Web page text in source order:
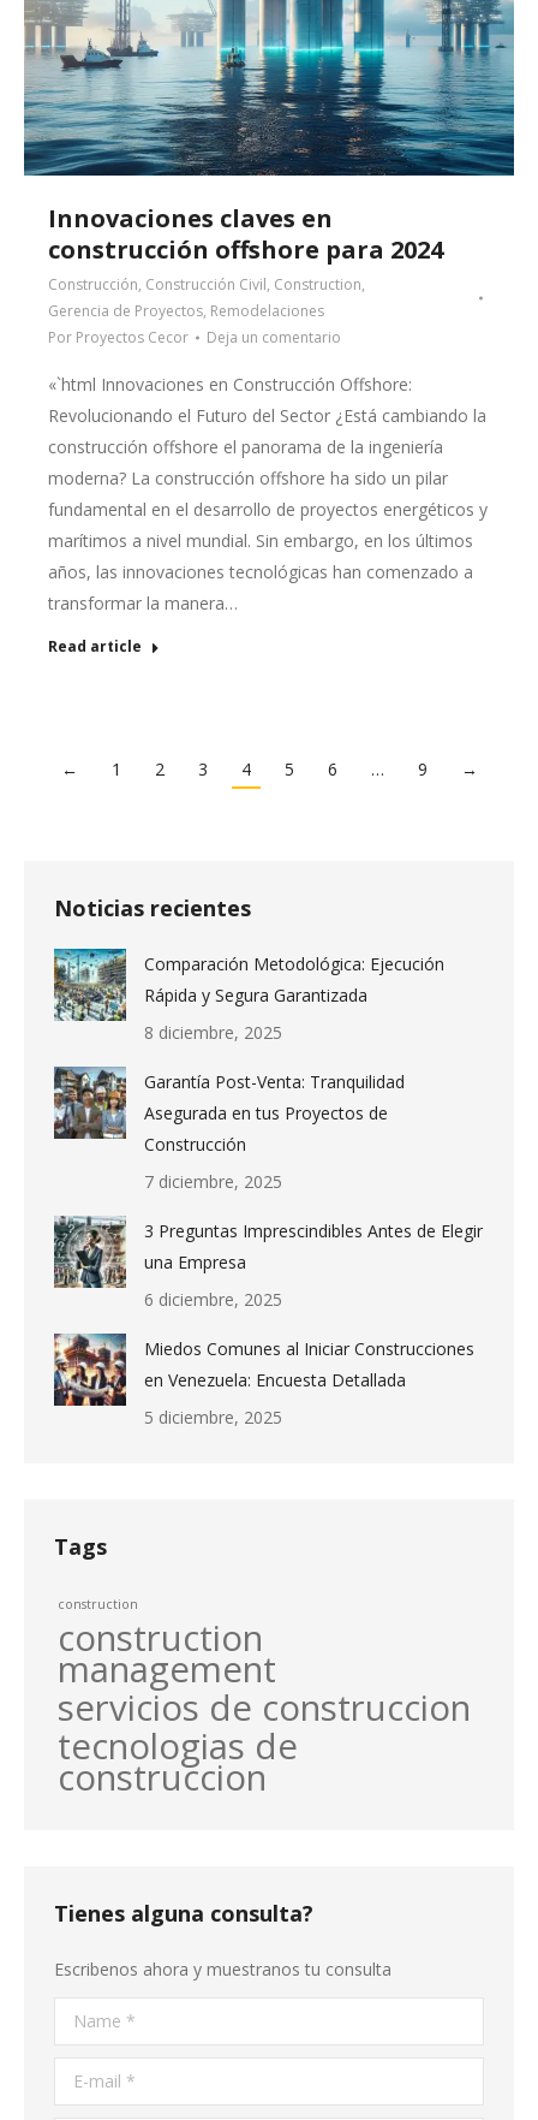
Innovaciones claves en
construcción offshore para 2024
Construcción, Construcción Civil, Construction,
Gerencia de Proyectos, Remodelaciones
Por Proyectos Cecor Deja un comentario
«`html Innovaciones en Construcción Offshore:
Revolucionando el Futuro del Sector ¿Está cambiando la
construcción offshore el panorama de la ingeniería
moderna? La construcción offshore ha sido un pilar
fundamental en el desarrollo de proyectos energéticos y
marítimos a nivel mundial. Sin embargo, en los últimos
años, las innovaciones tecnológicas han comenzado a
transformar la manera…
Read article
← 1 2 3 4 5 6 … 9 →
Noticias recientes
Comparación Metodológica: Ejecución
Rápida y Segura Garantizada
8 diciembre, 2025
Garantía Post-Venta: Tranquilidad
Asegurada en tus Proyectos de
Construcción
7 diciembre, 2025
3 Preguntas Imprescindibles Antes de Elegir
una Empresa
6 diciembre, 2025
Miedos Comunes al Iniciar Construcciones
en Venezuela: Encuesta Detallada
5 diciembre, 2025
Tags
construction
construction
management
servicios de construccion
tecnologias de
construccion
Tienes alguna consulta?
Escribenos ahora y muestranos tu consulta
Name *
E-mail *